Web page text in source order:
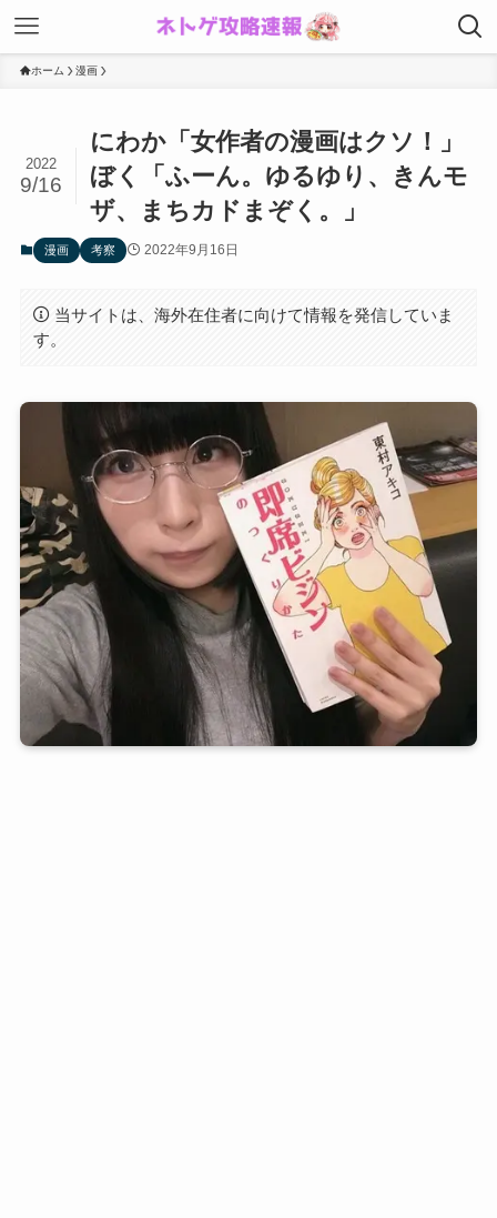
ホーム 漫画
にわか「女作者の漫画はクソ！」
ぼく「ふーん。ゆるゆり、きんモ
ザ、まちカドまぞく。」
2022
9/16
漫画 考察 2022年9月16日
当サイトは、海外在住者に向けて情報を発信していま
す。